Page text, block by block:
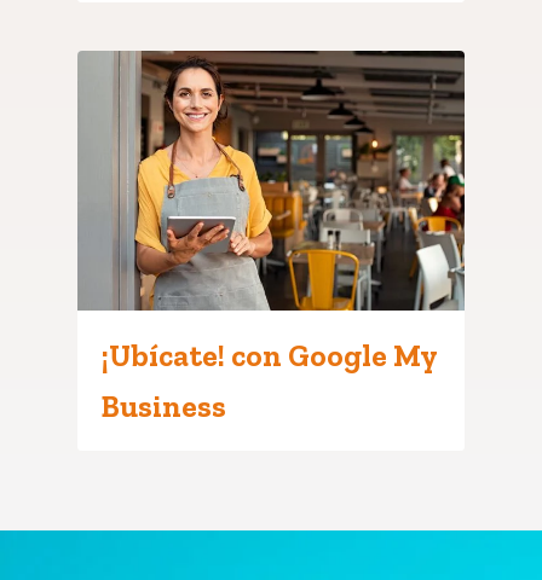
¡Ubícate! con Google My
Business